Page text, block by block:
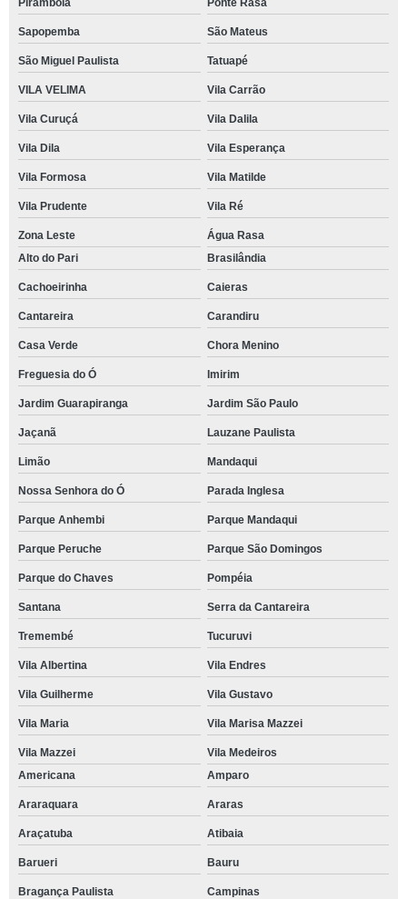
Pirambóia Ponte Rasa
Sapopemba São Mateus
São Miguel Paulista Tatuapé
VILA VELIMA Vila Carrão
Vila Curuçá Vila Dalila
Vila Dila Vila Esperança
Vila Formosa Vila Matilde
Vila Prudente Vila Ré
Zona Leste
Água Rasa
Alto do Pari
Brasilândia
Cachoeirinha Caieras
Cantareira Carandiru
Casa Verde Chora Menino
Freguesia do Ó Imirim
Jardim Guarapiranga Jardim São Paulo
Jaçanã Lauzane Paulista
Limão Mandaqui
Nossa Senhora do Ó Parada Inglesa
Parque Anhembi Parque Mandaqui
Parque Peruche Parque São Domingos
Parque do Chaves Pompéia
Santana Serra da Cantareira
Tremembé Tucuruvi
Vila Albertina Vila Endres
Vila Guilherme Vila Gustavo
Vila Maria Vila Marisa Mazzei
Vila Mazzei
Vila Medeiros
Americana
Amparo
Araraquara Araras
Araçatuba Atibaia
Barueri Bauru
Bragança Paulista Campinas